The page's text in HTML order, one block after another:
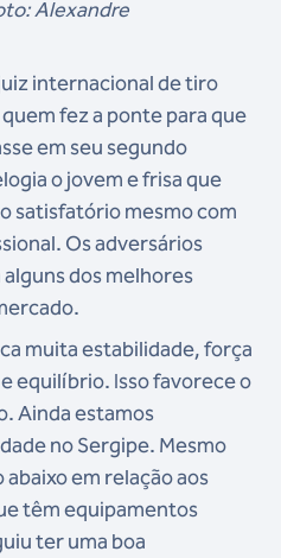
Alexandre
internacional de tiro
fez a ponte para que
em seu segundo
o jovem e frisa que
satisfatório mesmo com
Os adversários
dos melhores
muita estabilidade, força
equilíbrio. Isso favorece o
Ainda estamos
no Sergipe. Mesmo
em relação aos
têm equipamentos
ter uma boa